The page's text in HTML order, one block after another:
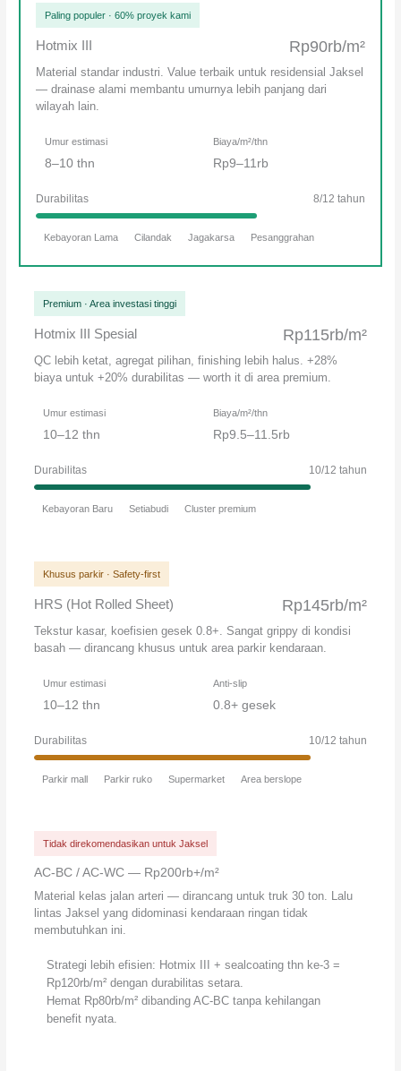
Paling populer · 60% proyek kami
Hotmix III Rp90rb/m²
Material standar industri. Value terbaik untuk residensial Jaksel
— drainase alami membantu umurnya lebih panjang dari
wilayah lain.
Umur estimasi
8–10 thn
Biaya/m²/thn
Rp9–11rb
Durabilitas 8/12 tahun
Kebayoran Lama Cilandak Jagakarsa Pesanggrahan
Premium · Area investasi tinggi
Hotmix III Spesial Rp115rb/m²
QC lebih ketat, agregat pilihan, finishing lebih halus. +28%
biaya untuk +20% durabilitas — worth it di area premium.
Umur estimasi
10–12 thn
Biaya/m²/thn
Rp9.5–11.5rb
Durabilitas 10/12 tahun
Kebayoran Baru Setiabudi Cluster premium
Khusus parkir · Safety-first
HRS (Hot Rolled Sheet) Rp145rb/m²
Tekstur kasar, koefisien gesek 0.8+. Sangat grippy di kondisi
basah — dirancang khusus untuk area parkir kendaraan.
Umur estimasi
10–12 thn
Anti-slip
0.8+ gesek
Durabilitas 10/12 tahun
Parkir mall Parkir ruko Supermarket Area berslope
Tidak direkomendasikan untuk Jaksel
AC-BC / AC-WC — Rp200rb+/m²
Material kelas jalan arteri — dirancang untuk truk 30 ton. Lalu
lintas Jaksel yang didominasi kendaraan ringan tidak
membutuhkan ini.
Strategi lebih efisien: Hotmix III + sealcoating thn ke-3 =
Rp120rb/m²dengan durabilitas setara.
Hemat Rp80rb/m²dibanding AC-BC tanpa kehilangan
benefit nyata.